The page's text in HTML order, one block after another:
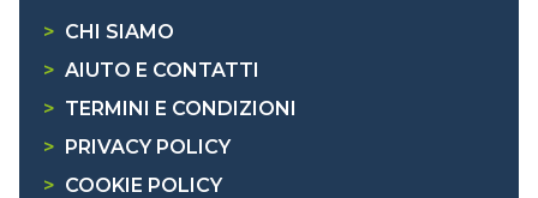
> CHI SIAMO
> AIUTO E CONTATTI
> TERMINI E CONDIZIONI
> PRIVACY POLICY
> COOKIE POLICY